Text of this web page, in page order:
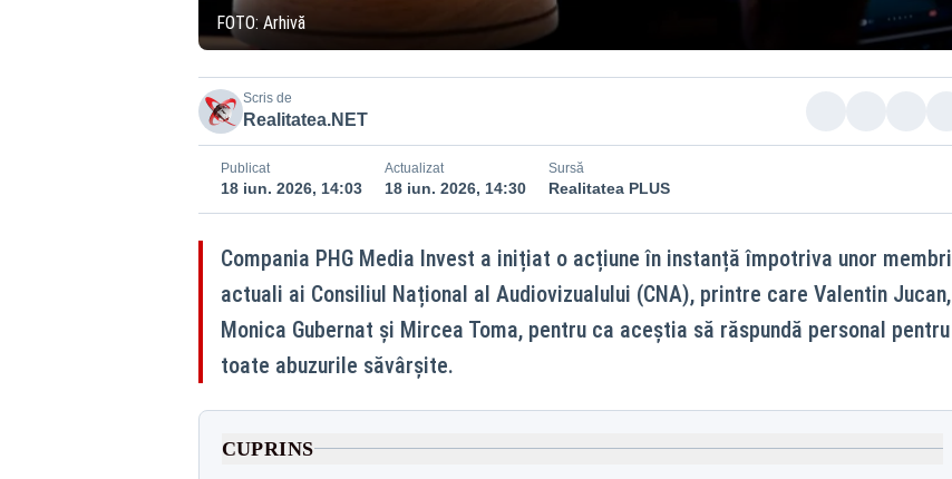
FOTO: Arhivă
Scris de
Realitatea.NET
Publicat
18 iun. 2026, 14:03
Actualizat
18 iun. 2026, 14:30
Sursă
Realitatea PLUS
Compania PHG Media Invest a inițiat o acțiune în instanță împotriva unor membri
actuali ai Consiliul Național al Audiovizualului (CNA), printre care Valentin Jucan,
Monica Gubernat și Mircea Toma, pentru ca aceștia să răspundă personal pentru
toate abuzurile săvârșite.
CUPRINS